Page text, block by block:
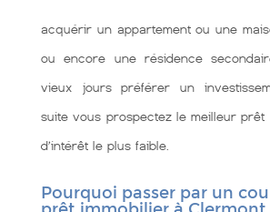
acquérir un appartement ou une
ou encore une résidence
vieux jours préférer un
suite vous prospectez le meilleur prêt
d’intérêt le plus faible.
Pourquoi passer par un